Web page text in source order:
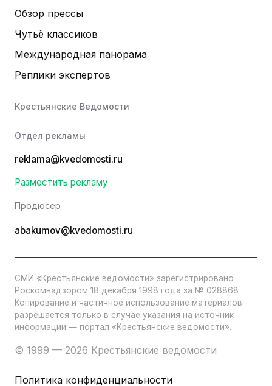
Обзор прессы
Чутьё классиков
Международная панорама
Реплики экспертов
Крестьянские Ведомости
Отдел рекламы
reklama@kvedomosti.ru
Разместить рекламу
Продюсер
abakumov@kvedomosti.ru
СМИ «Крестьянские ведомости» зарегистрировано
Роскомнадзором 18 декабря 1998 года за № 028868
Копирование и частичное использование материалов
разрешается только в случае указания на источник
информации — портал «Крестьянские ведомости».
© 1999 — 2026 Крестьянские ведомости
Политика конфиденциальности